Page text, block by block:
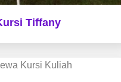
Tiffany